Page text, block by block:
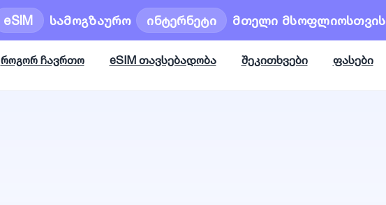
eSIM სამოგზაურო ინტერნეტი მთელი მსოფლიოსთვის
როგორ ჩავრთო eSIM თავსებადობა შეკითხვები ფასები